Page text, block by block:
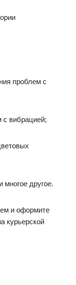
проблем с
с вибрацией;
другое.
и оформите
курьерской